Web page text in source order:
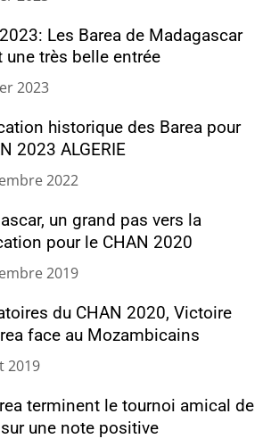
Les Barea de Madagascar
très belle entrée
2023
historique des Barea pour
2023 ALGERIE
2022
un grand pas vers la
pour le CHAN 2020
2019
du CHAN 2020, Victoire
face au Mozambicains
2019
terminent le tournoi amical de
une note positive